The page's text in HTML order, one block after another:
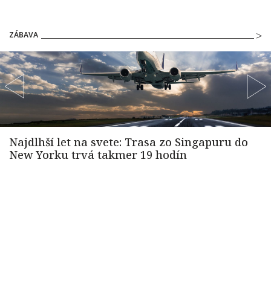
ZÁBAVA